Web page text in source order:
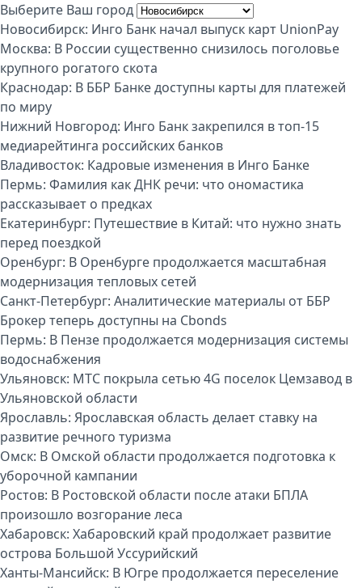
Выберите Ваш город
Новосибирск: Инго Банк начал выпуск карт UnionPay
Москва: В России существенно снизилось поголовье
крупного рогатого скота
Краснодар: В ББР Банке доступны карты для платежей
по миру
Нижний Новгород: Инго Банк закрепился в топ-15
медиарейтинга российских банков
Владивосток: Кадровые изменения в Инго Банке
Пермь: Фамилия как ДНК речи: что ономастика
рассказывает о предках
Екатеринбург: Путешествие в Китай: что нужно знать
перед поездкой
Оренбург: В Оренбурге продолжается масштабная
модернизация тепловых сетей
Санкт-Петербург: Аналитические материалы от ББР
Брокер теперь доступны на Cbonds
Пермь: В Пензе продолжается модернизация системы
водоснабжения
Ульяновск: МТС покрыла сетью 4G поселок Цемзавод в
Ульяновской области
Ярославль: Ярославская область делает ставку на
развитие речного туризма
Омск: В Омской области продолжается подготовка к
уборочной кампании
Ростов: В Ростовской области после атаки БПЛА
произошло возгорание леса
Хабаровск: Хабаровский край продолжает развитие
острова Большой Уссурийский
Ханты-Мансийск: В Югре продолжается переселение